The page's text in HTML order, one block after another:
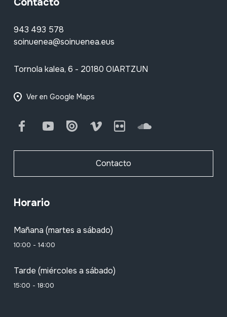
943 493 578
soinuenea@soinuenea.eus
Tornola kalea, 6 - 20180 OIARTZUN
Ver en Google Maps
FacebookYoutube Issuu Vimeo Flickr SoundCloud
Contacto
Horario
Mañana (martes a sábado)
10:00 - 14:00
Tarde (miércoles a sábado)
15:00 - 18:00